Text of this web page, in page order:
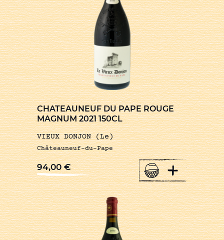
CHATEAUNEUF DU PAPE ROUGE
MAGNUM 2021 150CL
VIEUX DONJON (Le)
Châteauneuf-du-Pape
94,00€ +